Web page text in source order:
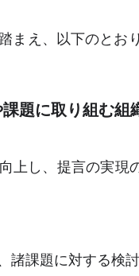
え、以下のとお
課題に取り組む
し、提言の実現
課題に対する検討